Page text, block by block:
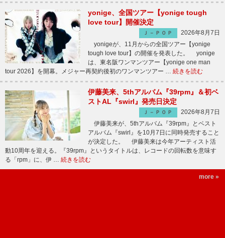
yonige、全国ツアー【yonige tough
love tour】開催決定
Ｊ－ＰＯＰ
2026年8月7日
yonigeが、11月からの全国ツアー【yonige
tough love tour】の開催を発表した。 yonige
は、東名阪ワンマンツアー【yonige one man
tour 2026】を開幕。メジャー再契約後初のワンマンツアー … 続きを読む
伊藤美来、5thアルバム『39rpm』＆初ベ
ストAL『swirl』発売日決定
Ｊ－ＰＯＰ
2026年8月7日
伊藤美来が、5thアルバム『39rpm』とベスト
アルバム『swirl』を10月7日に同時発売すること
が決定した。 伊藤美来は今年アーティスト活
動10周年を迎える。『39rpm』というタイトルは、レコードの回転数を意味す
る「rpm」に、伊 … 続きを読む
more »